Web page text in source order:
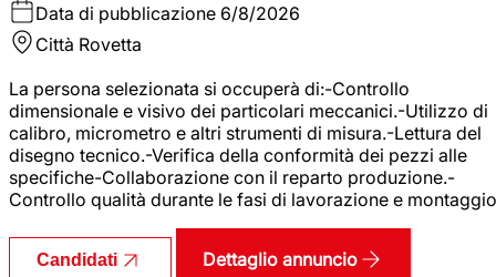
Data di pubblicazione 6/8/2026
Città Rovetta
La persona selezionata si occuperà di:-Controllo
dimensionale e visivo dei particolari meccanici.-Utilizzo di
calibro, micrometro e altri strumenti di misura.-Lettura del
disegno tecnico.-Verifica della conformità dei pezzi alle
specifiche-Collaborazione con il reparto produzione.-
Controllo qualità durante le fasi di lavorazione e
Candidati Dettaglio annuncio